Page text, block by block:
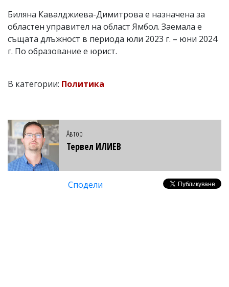
Биляна Кавалджиева-Димитрова е назначена за
областен управител на област Ямбол. Заемала е
същата длъжност в периода юли 2023 г. – юни 2024
г. По образование е юрист.
В категории: Политика
Автор
Тервел ИЛИЕВ
Сподели